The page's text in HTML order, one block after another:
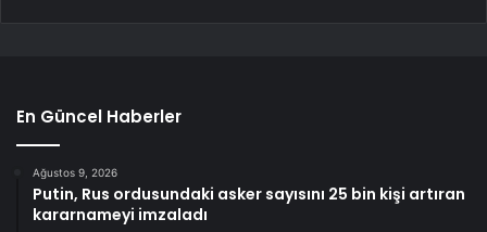
En Güncel Haberler
Ağustos 9, 2026
Putin, Rus ordusundaki asker sayısını 25 bin kişi artıran
kararnameyi imzaladı